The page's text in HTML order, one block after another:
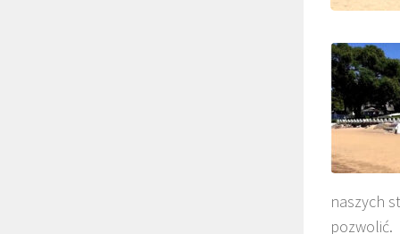
naszych
pozwolić.